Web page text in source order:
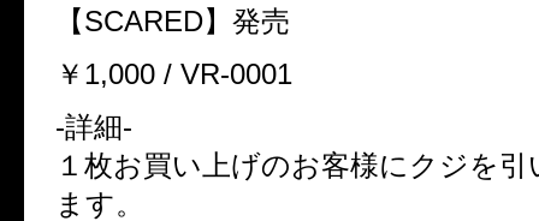
【SCARED】発売
￥1,000 / VR-0001
-詳細-
１枚お買い上げのお客様にクジを
ます。